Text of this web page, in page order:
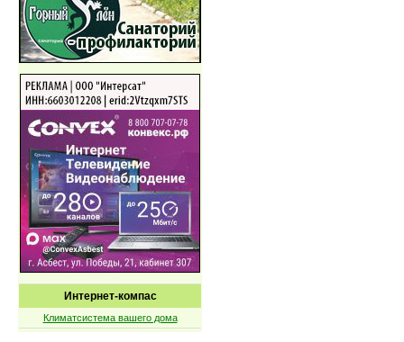
Интернет-компас
Климатсистема вашего дома